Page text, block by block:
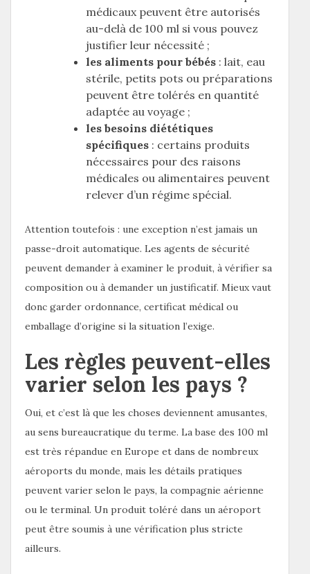
médicaux peuvent être autorisés
au-delà de 100 ml si vous pouvez
justifier leur nécessité ;
les aliments pour bébés : lait, eau
stérile, petits pots ou préparations
peuvent être tolérés en quantité
adaptée au voyage ;
les besoins diététiques
spécifiques : certains produits
nécessaires pour des raisons
médicales ou alimentaires peuvent
relever d’un régime spécial.
Attention toutefois : une exception n’est jamais un
passe-droit automatique. Les agents de sécurité
peuvent demander à examiner le produit, à vérifier sa
composition ou à demander un justificatif. Mieux vaut
donc garder ordonnance, certificat médical ou
emballage d’origine si la situation l’exige.
Les règles peuvent-elles
varier selon les pays ?
Oui, et c’est là que les choses deviennent amusantes,
au sens bureaucratique du terme. La base des 100 ml
est très répandue en Europe et dans de nombreux
aéroports du monde, mais les détails pratiques
peuvent varier selon le pays, la compagnie aérienne
ou le terminal. Un produit toléré dans un aéroport
peut être soumis à une vérification plus stricte
ailleurs.